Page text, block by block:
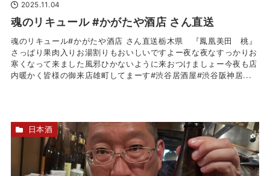
2025.11.04
魂のリキュール #かがたや酒店 さん直送
魂のリキュール#かがたや酒店 さん直送栃木県 『鳳凰美田 桃』
さっぱり果肉入りお湯割りもおいしいですよー夜な夜なすっかりお
寒くなって来ました風邪ひかないように来おつけましょー今夜も店
内暖かく皆様の御来店雄町してまーす#渋谷居酒屋#渋谷阪神居...
日本酒